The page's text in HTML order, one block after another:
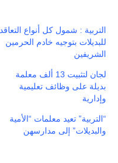
التربية : شمول كل أنواع التعاقد
للبديلات بتوجيه خادم الحرمين
الشريفين
لجان لتثبيت 13 ألف معلمة
بديلة على وظائف تعليمية
وإدارية
“التربية” تعيد معلمات “الأمية
والبديلات” إلى مدارسهن